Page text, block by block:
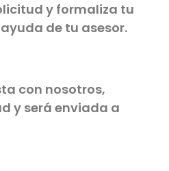
y formaliza tu
de tu asesor.
con nosotros,
y será enviada a